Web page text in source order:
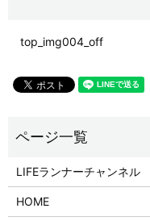
top_img004_off
LIFEランナーチャンネル
HOME